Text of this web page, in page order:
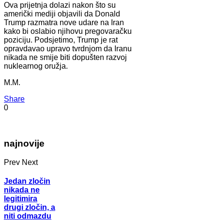
Ova prijetnja dolazi nakon što su
američki mediji objavili da Donald
Trump razmatra nove udare na Iran
kako bi oslabio njihovu pregovaračku
poziciju. Podsjetimo, Trump je rat
opravdavao upravo tvrdnjom da Iranu
nikada ne smije biti dopušten razvoj
nuklearnog oružja.
M.M.
Share
0
najnovije
Prev Next
Jedan zločin
nikada ne
legitimira
drugi zločin, a
niti odmazdu